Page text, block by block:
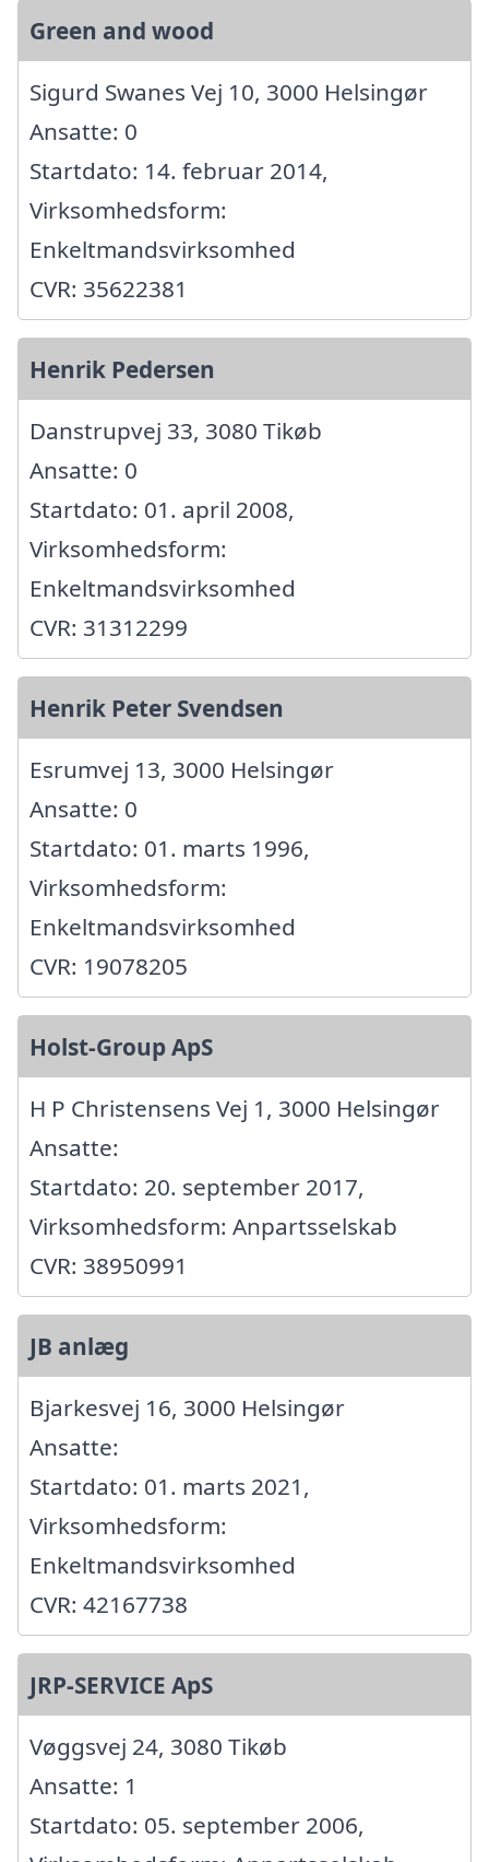
Green and wood
Sigurd Swanes Vej 10, 3000 Helsingør
Ansatte: 0
Startdato: 14. februar 2014,
Virksomhedsform:
Enkeltmandsvirksomhed
CVR: 35622381
Henrik Pedersen
Danstrupvej 33, 3080 Tikøb
Ansatte: 0
Startdato: 01. april 2008,
Virksomhedsform:
Enkeltmandsvirksomhed
CVR: 31312299
Henrik Peter Svendsen
Esrumvej 13, 3000 Helsingør
Ansatte: 0
Startdato: 01. marts 1996,
Virksomhedsform:
Enkeltmandsvirksomhed
CVR: 19078205
Holst-Group ApS
H P Christensens Vej 1, 3000 Helsingør
Ansatte:
Startdato: 20. september 2017,
Virksomhedsform: Anpartsselskab
CVR: 38950991
JB anlæg
Bjarkesvej 16, 3000 Helsingør
Ansatte:
Startdato: 01. marts 2021,
Virksomhedsform:
Enkeltmandsvirksomhed
CVR: 42167738
JRP-SERVICE ApS
Vøggsvej 24, 3080 Tikøb
Ansatte: 1
Startdato: 05. september 2006,